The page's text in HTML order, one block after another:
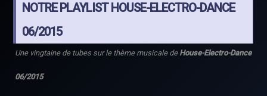
NOTRE PLAYLIST HOUSE-ELECTRO-DANCE
06/2015
Une vingtaine de tubes sur le thème musicale de House-Electro-Dance
06/2015